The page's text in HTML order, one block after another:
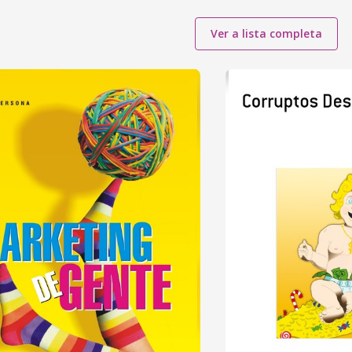
Ver a lista completa